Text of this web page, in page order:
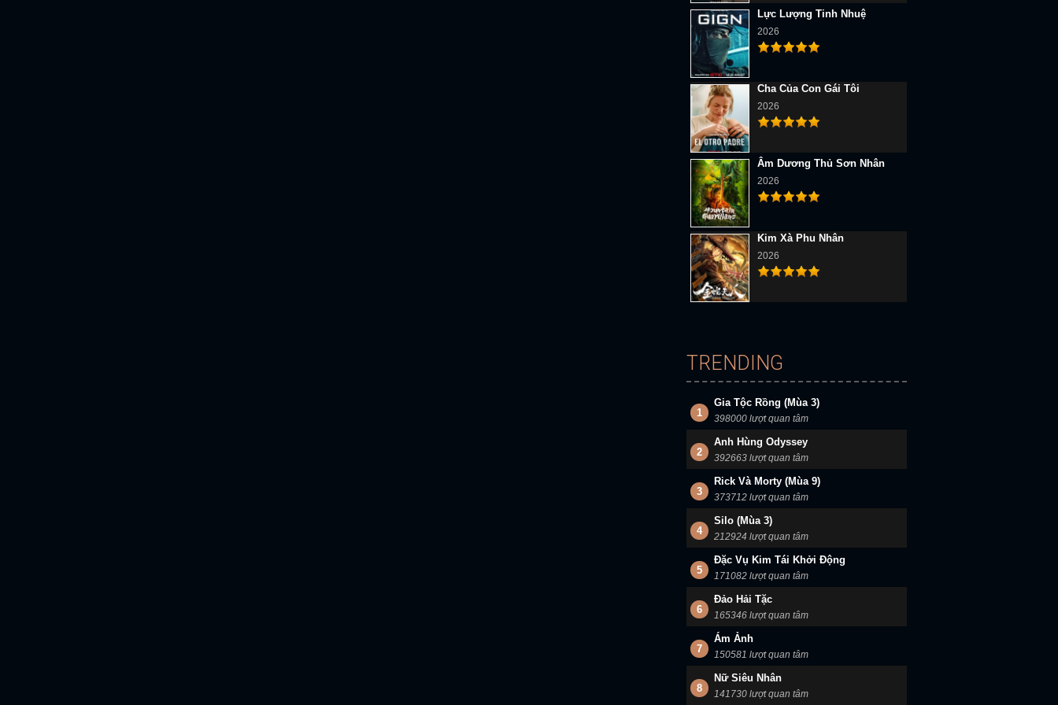
Lực Lượng Tinh Nhuệ
2026
Cha Của Con Gái Tôi
2026
Âm Dương Thủ Sơn Nhân
2026
Kim Xà Phu Nhân
2026
TRENDING
1
Gia Tộc Rồng (Mùa 3)
398000 lượt quan tâm
2
Anh Hùng Odyssey
392663 lượt quan tâm
3
Rick Và Morty (Mùa 9)
373712 lượt quan tâm
4
Silo (Mùa 3)
212924 lượt quan tâm
5
Đặc Vụ Kim Tái Khởi Động
171082 lượt quan tâm
6
Đảo Hải Tặc
165346 lượt quan tâm
7
Ám Ảnh
150581 lượt quan tâm
8
Nữ Siêu Nhân
141730 lượt quan tâm